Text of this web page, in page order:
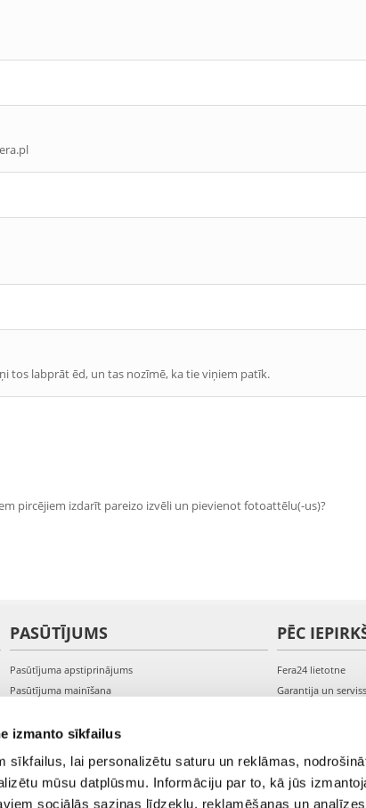
izmanto sīkfailus
sīkfailus, lai personalizētu saturu un reklāmas,
mūsu datplūsmu. Informāciju par to, kā jūs
sociālās saziņas līdzekļu, reklamēšanas un
tos labprāt ēd, un tas nozīmē, ka tie viņiem patīk.
pircējiem izdarīt pareizo izvēli un pievienot fotoattēlu(-us)?
PASŪTĪJUMS
Pasūtījuma apstiprinājums
Pasūtījuma mainīšana
Pieslēgšanās kontam
PĒC
Fera24 lietotne
Garantija un serviss